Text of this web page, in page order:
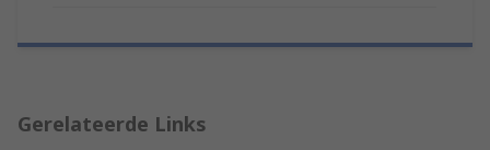
Gerelateerde Links